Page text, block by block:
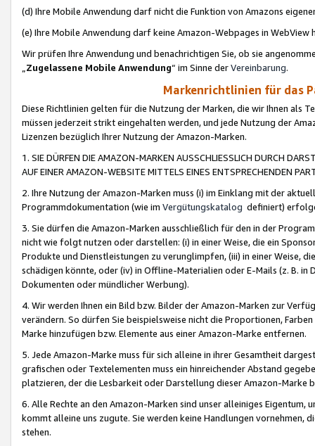
(d) Ihre Mobile Anwendung darf nicht die Funktion von Amazons
(e) Ihre Mobile Anwendung darf keine Amazon-Webpages in WebView
Wir prüfen Ihre Anwendung und benachrichtigen Sie, ob sie
„Zugelassene Mobile Anwendung“ im Sinne derVereinbarung.
Markenrichtlinien für das
Diese Richtlinien gelten für die Nutzung der Marken, die wir Ihnen als
müssen jederzeit strikt eingehalten werden, und jede Nutzung der
Lizenzen bezüglich Ihrer Nutzung der Amazon-Marken.
1. SIE DÜRFEN DIE AMAZON-MARKEN AUSSCHLIESSLICH DURCH
AUF EINER AMAZON-WEBSITE MITTELS EINES ENTSPRECHENDEN
2. Ihre Nutzung der Amazon-Marken muss (i) im Einklang mit der
Programmdokumentation (wie im Vergütungskatalog definiert)
3. Sie dürfen die Amazon-Marken ausschließlich für den in der
nicht wie folgt nutzen oder darstellen: (i) in einer Weise, die ein
Produkte und Dienstleistungen zu verunglimpfen, (iii) in einer Weise,
schädigen könnte, oder (iv) in Offline-Materialien oder E-Mails (z. B. in
Dokumenten oder mündlicher Werbung).
4. Wir werden Ihnen ein Bild bzw. Bilder der Amazon-Marken zur
verändern. So dürfen Sie beispielsweise nicht die Proportionen,
Marke hinzufügen bzw. Elemente aus einer Amazon-Marke entfernen.
5. Jede Amazon-Marke muss für sich alleine in ihrer Gesamtheit
grafischen oder Textelementen muss ein hinreichender Abstand
platzieren, der die Lesbarkeit oder Darstellung dieser Amazon-Marke
6. Alle Rechte an den Amazon-Marken sind unser alleiniges
kommt alleine uns zugute. Sie werden keine Handlungen vornehmen,
stehen.